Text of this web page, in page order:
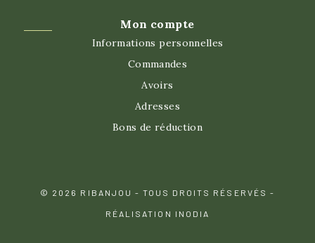
Mon compte
Informations personnelles
Commandes
Avoirs
Adresses
Bons de réduction
© 2026 RIBANJOU - TOUS DROITS RÉSERVÉS -
RÉALISATION INODIA